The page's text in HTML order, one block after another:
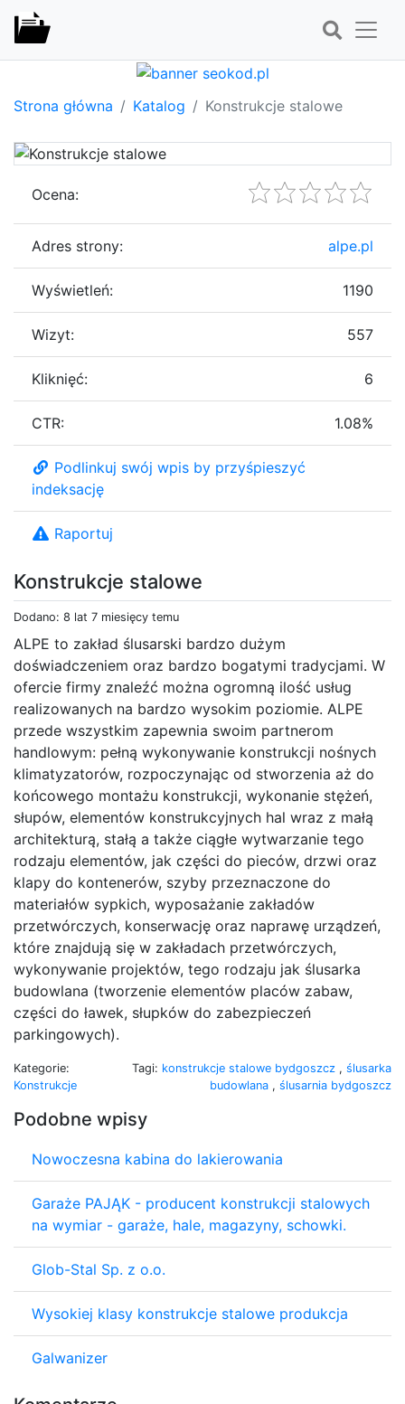
Strona główna Katalog Konstrukcje stalowe
Konstrukcje stalowe
Dodano: 8 lat 7 miesięcy temu
ALPE to zakład ślusarski bardzo dużym
doświadczeniem oraz bardzo bogatymi tradycjami. W
ofercie firmy znaleźć można ogromną ilość usług
realizowanych na bardzo wysokim poziomie. ALPE
przede wszystkim zapewnia swoim partnerom
handlowym: pełną wykonywanie konstrukcji nośnych
klimatyzatorów, rozpoczynając od stworzenia aż do
końcowego montażu konstrukcji, wykonanie stężeń,
słupów, elementów konstrukcyjnych hal wraz z małą
architekturą, stałą a także ciągłe wytwarzanie tego
rodzaju elementów, jak części do pieców, drzwi oraz
klapy do kontenerów, szyby przeznaczone do
materiałów sypkich, wyposażanie zakładów
przetwórczych, konserwację oraz naprawę urządzeń,
które znajdują się w zakładach przetwórczych,
wykonywanie projektów, tego rodzaju jak ślusarka
budowlana (tworzenie elementów placów zabaw,
części do ławek, słupków do zabezpieczeń
parkingowych).
Kategorie:
Konstrukcje
Tagi: konstrukcje stalowe bydgoszcz , ślusarka
budowlana , ślusarnia bydgoszcz
Podobne wpisy
Nowoczesna kabina do lakierowania
Garaże PAJĄK - producent konstrukcji stalowych
na wymiar - garaże, hale, magazyny, schowki.
Glob-Stal Sp. z o.o.
Wysokiej klasy konstrukcje stalowe produkcja
Galwanizer
Ocena:
Adres strony: alpe.pl
Wyświetleń: 1190
Wizyt: 557
Kliknięć: 6
CTR: 1.08%
Podlinkuj swój wpis by przyśpieszyć
indeksację
Raportuj